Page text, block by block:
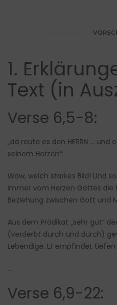
1.
Text (in
Verse 6,5-8:
„da reute es den HERRN …
seinem Herzen“:
Wow, welch starkes Bild! Und
immer vom Herzen Gottes die
Beziehung zwischen Gott und
Aus dem Prädikat „sehr gut“
(verderbt durch und durch)
Lebendige. Er empfindet tiefen
…
Verse 6,9-22: